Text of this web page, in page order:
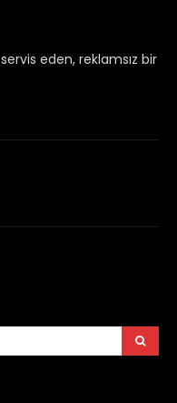
servis eden, reklamsız bir